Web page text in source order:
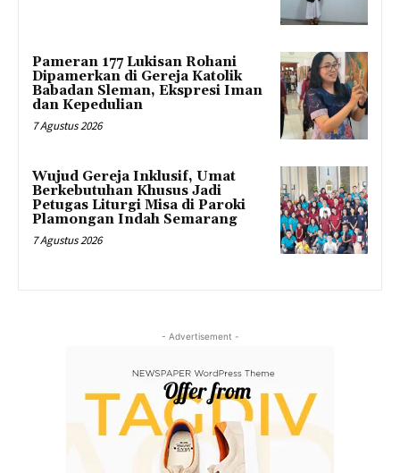
Pameran 177 Lukisan Rohani
Dipamerkan di Gereja Katolik
Babadan Sleman, Ekspresi Iman
dan Kepedulian
7 Agustus 2026
Wujud Gereja Inklusif, Umat
Berkebutuhan Khusus Jadi
Petugas Liturgi Misa di Paroki
Plamongan Indah Semarang
7 Agustus 2026
- Advertisement -